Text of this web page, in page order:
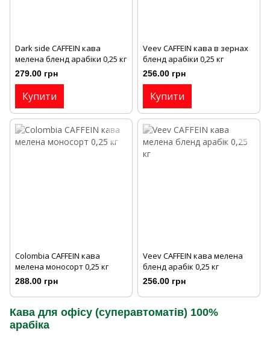
Dark side CAFFEIN кава
мелена бленд арабіки 0,25 кг
279.00 грн
Купити
Veev CAFFEIN кава в зернах
бленд арабіки 0,25 кг
256.00 грн
Купити
Colombia CAFFEIN кава
мелена моносорт 0,25 кг
288.00 грн
Veev CAFFEIN кава мелена
бленд арабік 0,25 кг
256.00 грн
Кава для офісу (суперавтоматів) 100%
арабіка